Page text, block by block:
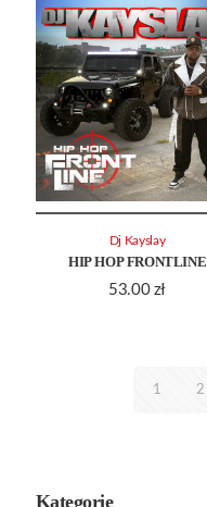
HIP HOP FRONTLINE
53.00 zł
Dj Kayslay
1 2
Kategorie